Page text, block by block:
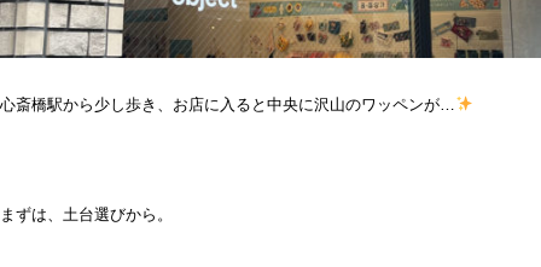
心斎橋駅から少し歩き、お店に入ると中央に沢山のワッペンが…
まずは、土台選びから。